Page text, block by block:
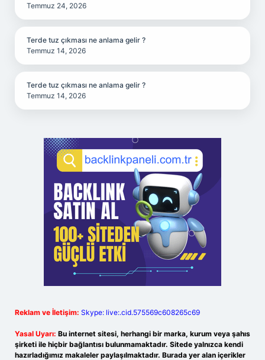
Temmuz 24, 2026
Terde tuz çıkması ne anlama gelir ?
Temmuz 14, 2026
Terde tuz çıkması ne anlama gelir ?
Temmuz 14, 2026
Reklam ve İletişim: Skype: live:.cid.575569c608265c69
Yasal Uyarı: Bu internet sitesi, herhangi bir marka, kurum veya şahıs
şirketi ile hiçbir bağlantısı bulunmamaktadır. Sitede yalnızca kendi
hazırladığımız makaleler paylaşılmaktadır. Burada yer alan içerikler